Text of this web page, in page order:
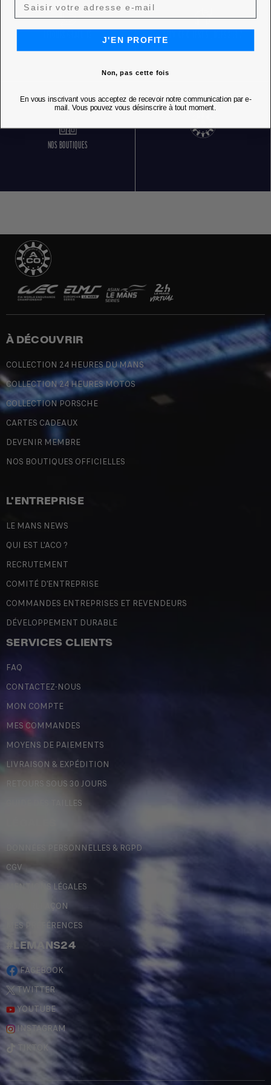
SERVICE CLIENT 5 JOURS SUR 7
NOS BOUTIQUES
À DÉCOUVRIR
COLLECTION 24 HEURES DU MANS
COLLECTION 24 HEURES MOTOS
COLLECTION PORSCHE
CARTES CADEAUX
DEVENIR MEMBRE
NOS BOUTIQUES OFFICIELLES
L'ENTREPRISE
LE MANS NEWS
QUI EST L'ACO ?
RECRUTEMENT
COMITÉ D'ENTREPRISE
COMMANDES ENTREPRISES ET REVENDEURS
DÉVELOPPEMENT DURABLE
SERVICES CLIENTS
FAQ
CONTACTEZ-NOUS
MON COMPTE
MES COMMANDES
MOYENS DE PAIEMENTS
LIVRAISON & EXPÉDITION
RETOURS SOUS 30 JOURS
GUIDE DES TAILLES
DONNÉES PERSONNELLES & RGPD
CGV
MENTIONS LÉGALES
CONTREFAÇON
MES PRÉFÉRENCES
#LEMANS24
FACEBOOK
TWITTER
YOUTUBE
INSTAGRAM
TIKTOK
J'EN PROFITE
Non, pas cette fois
En vous inscrivant vous acceptez de recevoir notre communication par e-
mail. Vous pouvez vous désinscrire à tout moment.